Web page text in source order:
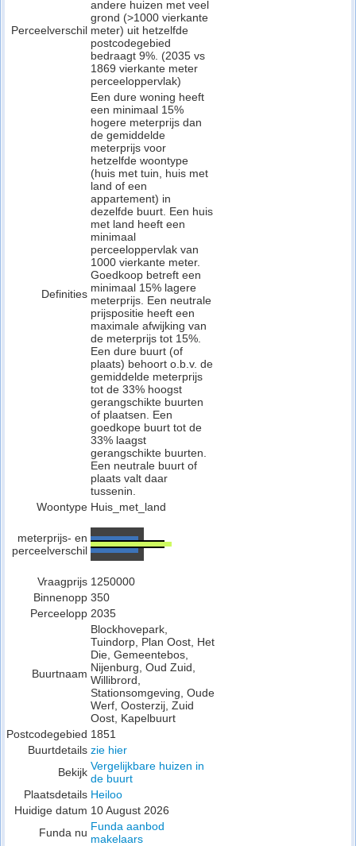
Perceelverschil
andere huizen met veel
grond (>1000 vierkante
meter) uit hetzelfde
postcodegebied
bedraagt 9%. (2035 vs
1869 vierkante meter
perceeloppervlak)
Definities
Een dure woning heeft
een minimaal 15%
hogere meterprijs dan
de gemiddelde
meterprijs voor
hetzelfde woontype
(huis met tuin, huis met
land of een
appartement) in
dezelfde buurt. Een huis
met land heeft een
minimaal
perceeloppervlak van
1000 vierkante meter.
Goedkoop betreft een
minimaal 15% lagere
meterprijs. Een neutrale
prijspositie heeft een
maximale afwijking van
de meterprijs tot 15%.
Een dure buurt (of
plaats) behoort o.b.v. de
gemiddelde meterprijs
tot de 33% hoogst
gerangschikte buurten
of plaatsen. Een
goedkope buurt tot de
33% laagst
gerangschikte buurten.
Een neutrale buurt of
plaats valt daar
tussenin.
Woontype Huis_met_land
meterprijs- en
perceelverschil
Vraagprijs 1250000
Binnenopp 350
Perceelopp 2035
Buurtnaam
Blockhovepark,
Tuindorp, Plan Oost, Het
Die, Gemeentebos,
Nijenburg, Oud Zuid,
Willibrord,
Stationsomgeving, Oude
Werf, Oosterzij, Zuid
Oost, Kapelbuurt
Postcodegebied 1851
Buurtdetails zie hier
Bekijk Vergelijkbare huizen in
de buurt
Plaatsdetails Heiloo
Huidige datum 10 August 2026
Funda nu Funda aanbod
makelaars